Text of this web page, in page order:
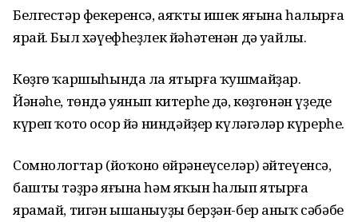
Белгестәр фекеренсә, аяҡты ишек яғына һалырға
ярай. Был хәүефһеҙлек йәһәтенән дә уңайлы.
Көҙгө ҡаршыһында ла ятырға ҡушмайҙар.
Йәнәһе, төндә уянып китерһең дә, көҙгөнән үҙеңде
күреп ҡотоң осор йә ниндәйҙер күләгәләр күрерһең.
Сомнологтар (йоҡоно өйрәнеүселәр) әйтеүенсә,
башты тәҙрә яғына һәм яҡын һалып ятырға
ярамай, тигән ышаныуҙың берҙән-бер аныҡ сәбәбе